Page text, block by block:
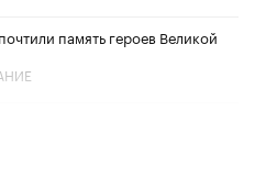
память героев Великой